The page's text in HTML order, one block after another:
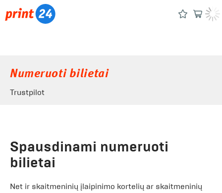
Numeruoti bilietai
Trustpilot
Spausdinami numeruoti
bilietai
Net ir skaitmeninių įlaipinimo kortelių ar skaitmeninių